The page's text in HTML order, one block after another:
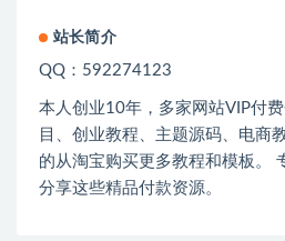
站长简介
QQ：592274123
本人创业10年，多家网站VIP付
目、创业教程、主题源码、电商
的从淘宝购买更多教程和模板。
分享这些精品付款资源。